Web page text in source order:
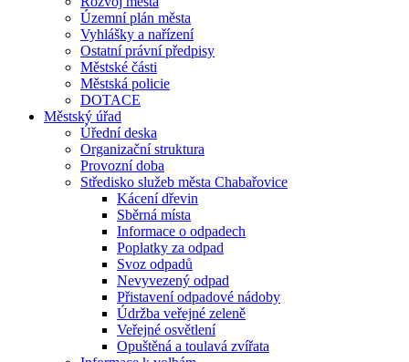
Územní plán města
Vyhlášky a nařízení
Ostatní právní předpisy
Městské části
Městská policie
DOTACE
Městský úřad
Úřední deska
Organizační struktura
Provozní doba
Středisko služeb města Chabařovice
Kácení dřevin
Sběrná místa
Informace o odpadech
Poplatky za odpad
Svoz odpadů
Nevyvezený odpad
Přistavení odpadové nádoby
Údržba veřejné zeleně
Veřejné osvětlení
Opuštěná a toulavá zvířata